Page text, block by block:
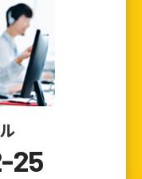
25